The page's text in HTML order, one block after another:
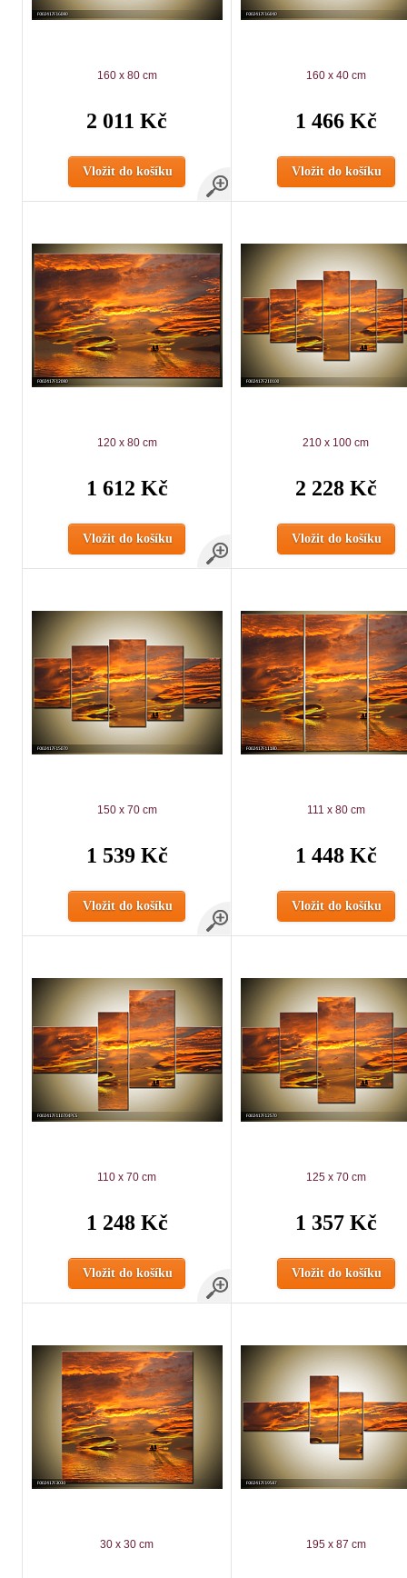
160 x 80 cm
2 011 Kč
Vložit do košíku
160 x 40 cm
1 466 Kč
Vložit do košíku
120 x 80 cm
1 612 Kč
Vložit do košíku
210 x 100 cm
2 228 Kč
Vložit do košíku
150 x 70 cm
1 539 Kč
Vložit do košíku
111 x 80 cm
1 448 Kč
Vložit do košíku
110 x 70 cm
1 248 Kč
Vložit do košíku
125 x 70 cm
1 357 Kč
Vložit do košíku
30 x 30 cm 195 x 87 cm